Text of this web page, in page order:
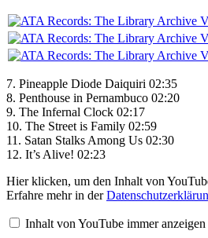
7. Pineapple Diode Daiquiri 02:35
8. Penthouse in Pernambuco 02:20
9. The Infernal Clock 02:17
10. The Street is Family 02:59
11. Satan Stalks Among Us 02:30
12. It’s Alive! 02:23
„Ten
on
the
von
Hier klicken, um den Inhalt von
Erfahre mehr in der
Inhalt von YouTube immer anzeigen